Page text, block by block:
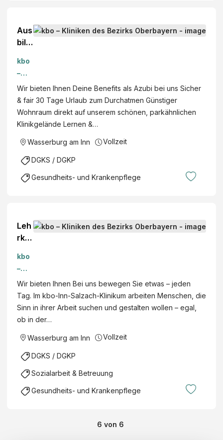
rg
am
Bay
ern
zac
h-
kum
Wa
sse
rbu
rg
am
Bay
ern
Aus
bild
zum
/zur
Pfle
gef
ach
helf
erin
Pfle
gef
er
(m/
) ,
Inn-
Sal
zac
h-
Klini
Wa
sse
rbu
rg
kbo
–
Klini
ken
des
Bezi
Obe
rbay
Wir bieten Ihnen Deine Benefits als Azubi bei uns Sicher
& fair 30 Tage Urlaub zum Durchatmen Günstiger
Wohnraum direkt auf unserem schönen, parkähnlichen
Klinikgelände Lernen &…
Wasserburg am Inn Vollzeit
DGKS / DGKP
Gesundheits- und Krankenpflege
Leh
rkra
Pfle
gep
äda
gog
e
(m/
w/d
Ber
ufsf
ach
sch
kbo
–
Klini
ken
des
Bezi
Obe
rbay
Wir bieten Ihnen Bei uns bewegen Sie etwas – jeden
Tag. Im kbo-Inn-Salzach-Klinikum arbeiten Menschen, die
Sinn in ihrer Arbeit suchen und gestalten wollen – egal,
ob in der…
Wasserburg am Inn Vollzeit
DGKS / DGKP
Sozialarbeit & Betreuung
Gesundheits- und Krankenpflege
6 von 6